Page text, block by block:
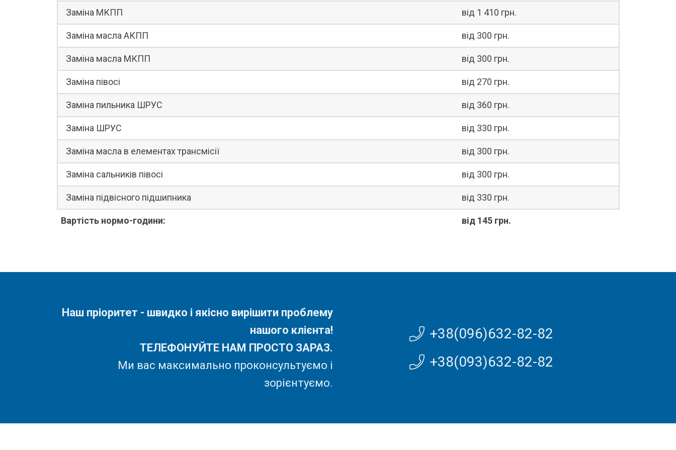
Заміна МКПП від 1 410 грн.
Заміна масла АКПП від 300 грн.
Заміна масла МКПП від 300 грн.
Заміна півосі від 270 грн.
Заміна пильника ШРУС від 360 грн.
Заміна ШРУС від 330 грн.
Заміна масла в елементах трансмісії від 300 грн.
Заміна сальників півосі від 300 грн.
Заміна підвісного підшипника від 330 грн.
Вартість нормо-години: від 145 грн.
Наш пріоритет - швидко і якісно вирішити проблему
нашого клієнта!
ТЕЛЕФОНУЙТЕ НАМ ПРОСТО ЗАРАЗ.
Ми вас максимально проконсультуємо і
зорієнтуємо.
+38(096)632-82-82
+38(093)632-82-82